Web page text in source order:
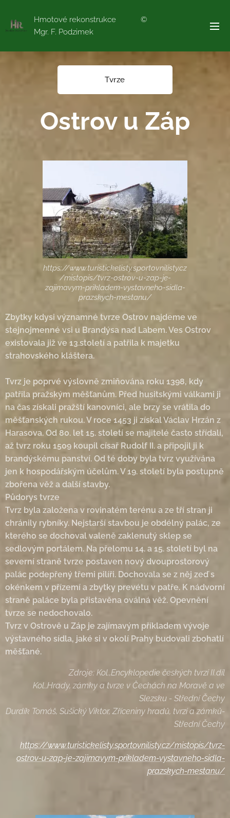
Hmotové rekonstrukce ©
Mgr. F. Podzimek
Tvrze
Ostrov u Záp
https://www.turistickelisty.sportovnilisty.cz
/mistopis/tvrz-ostrov-u-zap-je-
zajimavym-prikladem-vystavneho-sidla-
prazskych-mestanu/
Zbytky kdysi významné tvrze Ostrov najdeme ve
stejnojmenné vsi u Brandýsa nad Labem. Ves Ostrov
existovala již ve 13.století a patřila k majetku
strahovského kláštera.
Tvrz je poprvé výslovně zmiňována roku 1398, kdy
patřila pražským měšťanům. Před husitskými válkami ji
na čas získali pražští kanovníci, ale brzy se vrátila do
měšťanských rukou. V roce 1453 ji získal Václav Hrzán z
Harasova. Od 80. let 15. století se majitelé často střídali,
až tvrz roku 1509 koupil císař Rudolf II. a připojil ji k
brandýskému panství. Od té doby byla tvrz využívána
jen k hospodářským účelům. V 19. století byla postupně
zbořena věž a další stavby.
Půdorys tvrze
Tvrz byla založena v rovinatém terénu a ze tří stran ji
chránily rybníky. Nejstarší stavbou je obdélný palác, ze
kterého se dochoval valeně zaklenutý sklep se
sedlovým portálem. Na přelomu 14. a 15. století byl na
severní straně tvrze postaven nový dvouprostorový
palác podepřený třemi pilíři. Dochovala se z něj zeď s
okénkem v přízemí a zbytky prevétu v patře. K nádvorní
straně paláce byla přistavěna oválná věž. Opevnění
tvrze se nedochovalo.
Tvrz v Ostrově u Záp je zajímavým příkladem vývoje
výstavného sídla, jaké si v okolí Prahy budovali zbohatlí
měšťané.
Zdroje: Kol.,Encyklopedie českých tvrzí II.díl
Kol.,Hrady, zámky a tvrze v Čechách na Moravě a ve
Slezsku - Střední Čechy
Durdík Tomáš, Sušický Viktor, Zříceniny hradů, tvrzí a zámků-
Střední Čechy
https://www.turistickelisty.sportovnilisty.cz/mistopis/tvrz-
ostrov-u-zap-je-zajimavym-prikladem-vystavneho-sidla-
prazskych-mestanu/